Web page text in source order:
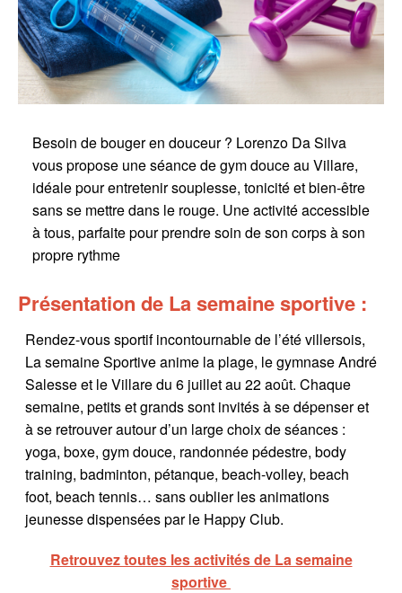
Besoin de bouger en douceur ? Lorenzo Da Silva
vous propose une séance de gym douce au Villare,
idéale pour entretenir souplesse, tonicité et bien-être
sans se mettre dans le rouge. Une activité accessible
à tous, parfaite pour prendre soin de son corps à son
propre rythme
Présentation de La semaine sportive :
Rendez-vous sportif incontournable de l’été villersois,
La semaine Sportive anime la plage, le gymnase André
Salesse et le Villare du 6 juillet au 22 août. Chaque
semaine, petits et grands sont invités à se dépenser et
à se retrouver autour d’un large choix de séances :
yoga, boxe, gym douce, randonnée pédestre, body
training, badminton, pétanque, beach-volley, beach
foot, beach tennis… sans oublier les animations
jeunesse dispensées par le Happy Club.
Retrouvez toutes les activités de La semaine
sportive